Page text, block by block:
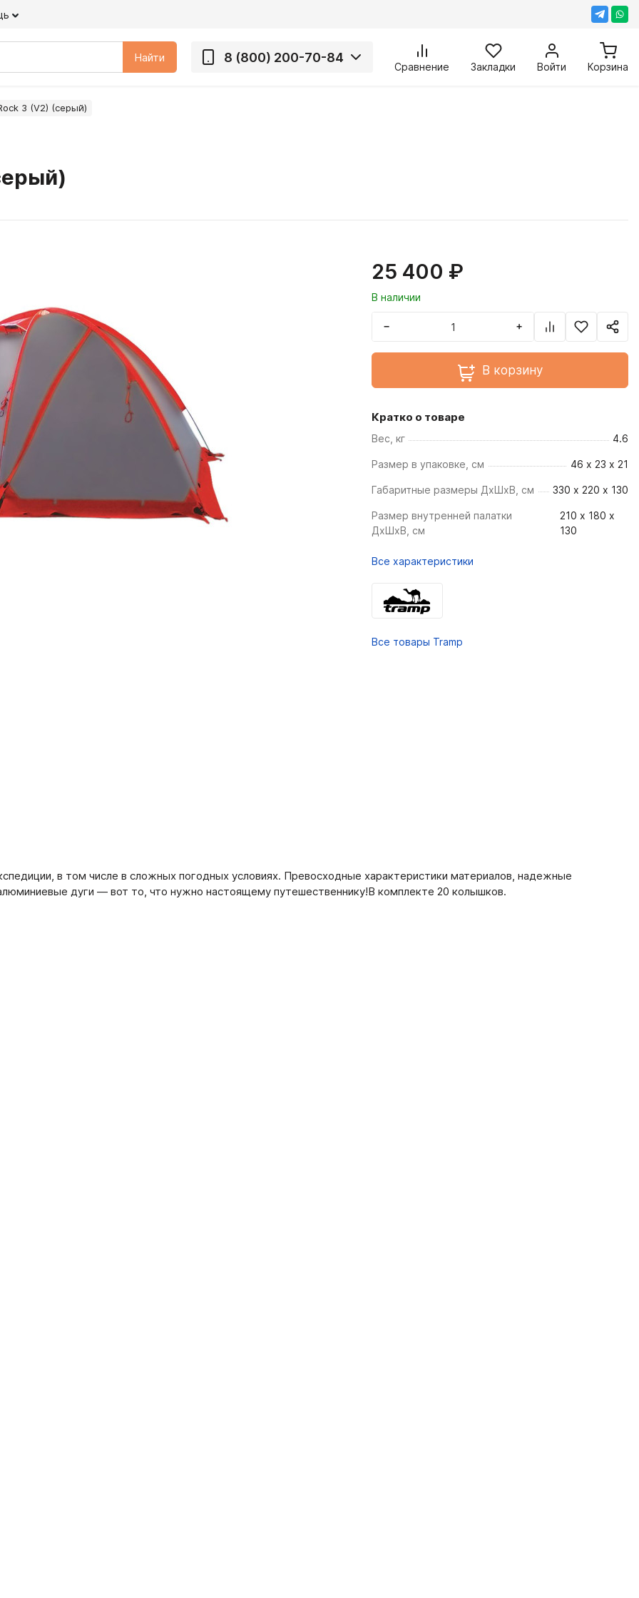
Найти 8 (800) 200-70-84
Сравнение Закладки Войти Корзина
3 (V2) (серый)
25 400 ₽
В наличии
− +
В корзину
Кратко о товаре
Вес, кг 4.6
Размер в упаковке, см 46 x 23 x 21
Габаритные размеры ДхШхВ, см 330 х 220 х 130
Размер внутренней палатки
ДхШхВ, см
210 х 180 х
130
Все характеристики
Все товары Tramp
в том числе в сложных погодных условиях. Превосходные характеристики материалов, надежные
дуги — вот то, что нужно настоящему путешественнику!В комплекте 20 колышков.